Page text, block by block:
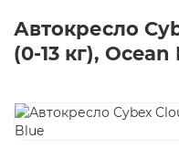
Автокресло
(0-13 кг), Ocean